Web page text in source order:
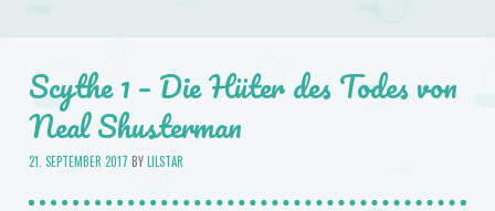
Scythe 1 – Die Hüter des Todes von
Neal Shusterman
21. SEPTEMBER 2017 BYLILSTAR